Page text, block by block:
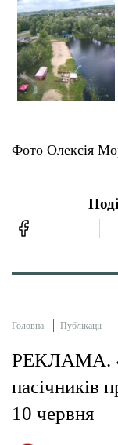
Фото Олексія
Головна Публікації
РЕКЛАМА.
пасічників
10 червня